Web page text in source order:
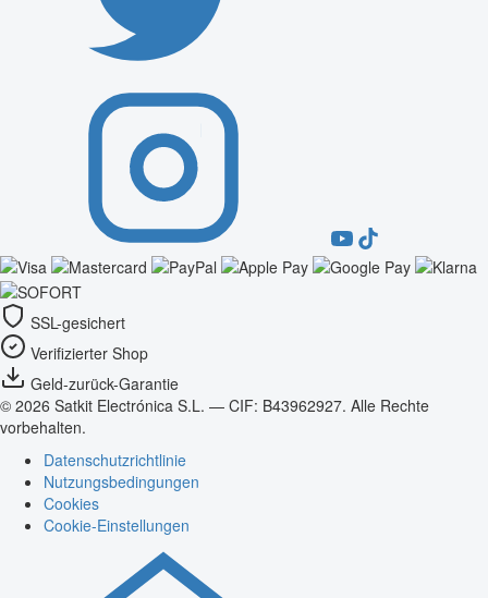
SSL-gesichert
Verifizierter Shop
Geld-zurück-Garantie
© 2026 Satkit Electrónica S.L. — CIF: B43962927. Alle Rechte
vorbehalten.
Datenschutzrichtlinie
Nutzungsbedingungen
Cookies
Cookie-Einstellungen